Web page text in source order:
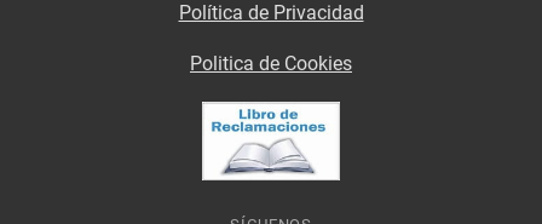
Política de Privacidad
Politica de Cookies